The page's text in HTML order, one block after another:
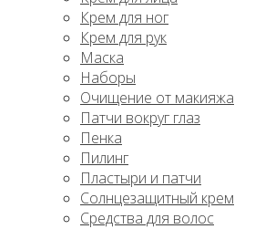
Крем для ног
Крем для рук
Маска
Наборы
Очищение от макияжа
Патчи вокруг глаз
Пенка
Пилинг
Пластыри и патчи
Солнцезащитный крем
Средства для волос